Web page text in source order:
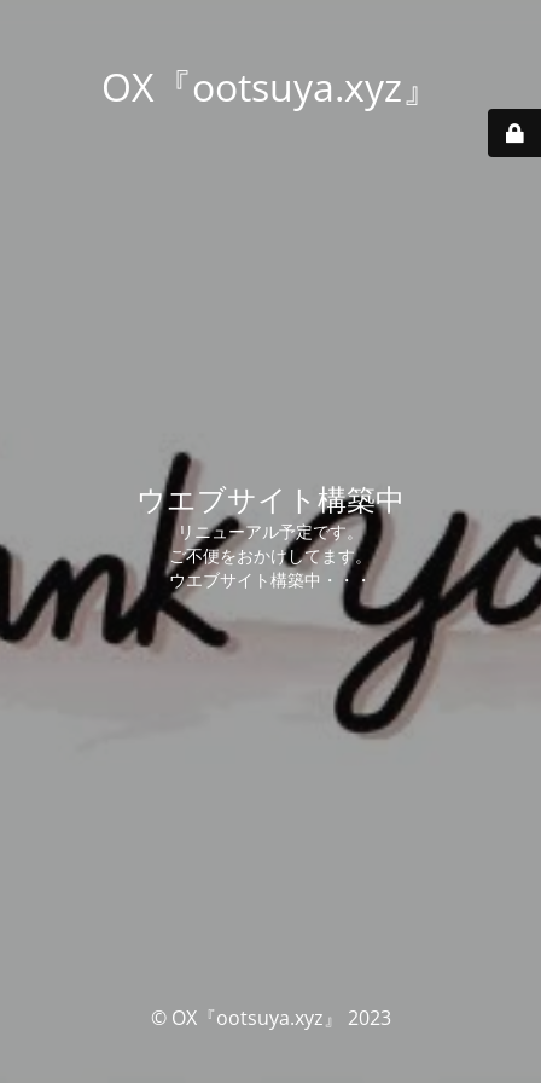
OX『ootsuya.xyz』
ウエブサイト構築中
リニューアル予定です。
ご不便をおかけしてます。
ウエブサイト構築中・・・
© OX『ootsuya.xyz』 2023